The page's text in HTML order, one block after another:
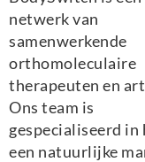
netwerk van
samenwerkende
orthomoleculaire
therapeuten en
Ons team is
gespecialiseerd in
een natuurlijke